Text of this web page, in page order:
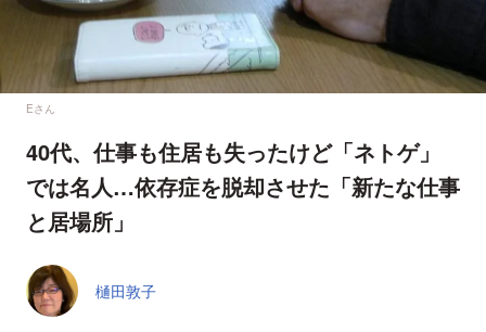
Eさん
40代、仕事も住居も失ったけど「ネトゲ」
では名人…依存症を脱却させた「新たな仕事
と居場所」
樋田敦子